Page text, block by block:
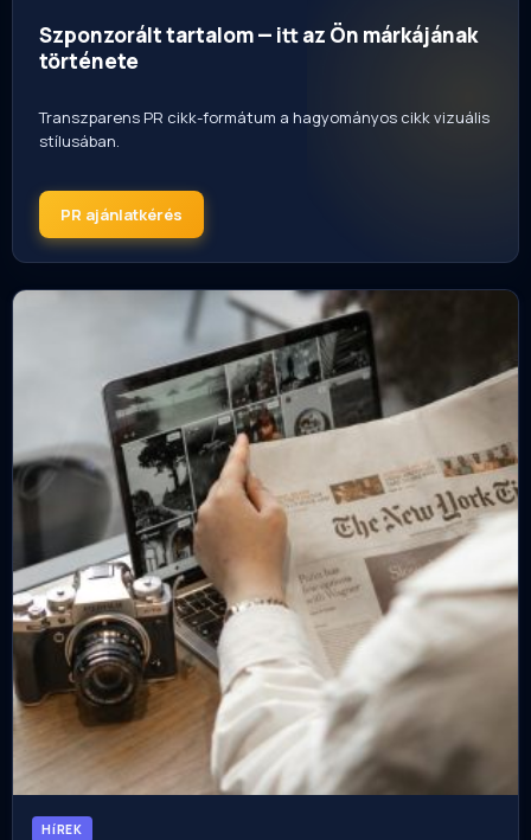
Szponzorált tartalom — itt az Ön márkájának
története
Transzparens PR cikk-formátum a hagyományos cikk vizuális
stílusában.
PR ajánlatkérés
HíREK